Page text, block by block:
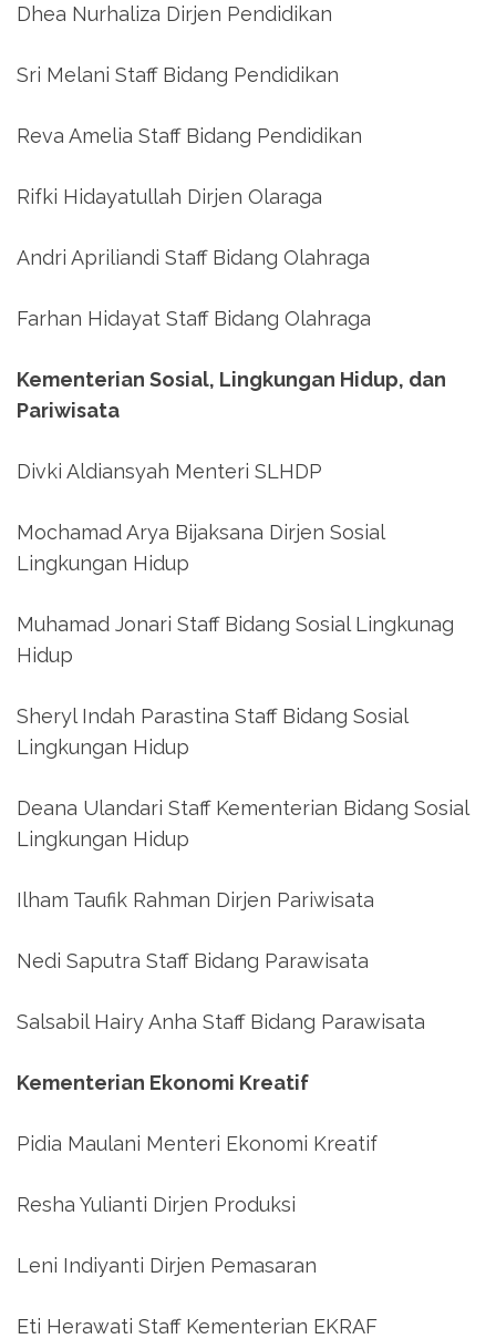
Dhea Nurhaliza Dirjen Pendidikan
Sri Melani Staff Bidang Pendidikan
Reva Amelia Staff Bidang Pendidikan
Rifki Hidayatullah Dirjen Olaraga
Andri Apriliandi Staff Bidang Olahraga
Farhan Hidayat Staff Bidang Olahraga
Kementerian Sosial, Lingkungan Hidup, dan
Pariwisata
Divki Aldiansyah Menteri SLHDP
Mochamad Arya Bijaksana Dirjen Sosial
Lingkungan Hidup
Muhamad Jonari Staff Bidang Sosial Lingkunag
Hidup
Sheryl Indah Parastina Staff Bidang Sosial
Lingkungan Hidup
Deana Ulandari Staff Kementerian Bidang Sosial
Lingkungan Hidup
Ilham Taufik Rahman Dirjen Pariwisata
Nedi Saputra Staff Bidang Parawisata
Salsabil Hairy Anha Staff Bidang Parawisata
Kementerian Ekonomi Kreatif
Pidia Maulani Menteri Ekonomi Kreatif
Resha Yulianti Dirjen Produksi
Leni Indiyanti Dirjen Pemasaran
Eti Herawati Staff Kementerian EKRAF